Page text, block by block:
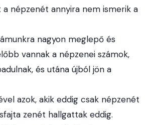
népzenét annyira nem ismerik a
nagyon meglepő és
vannak a népzenei számok,
és utána újból jön a
azok, akik eddig csak népzenét
zenét hallgattak eddig.